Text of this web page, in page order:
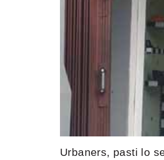
Urbaners, pasti lo